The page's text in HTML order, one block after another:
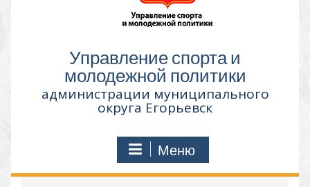
Управление спорта и
молодежной политики
администрации муниципального
округа Егорьевск
Меню